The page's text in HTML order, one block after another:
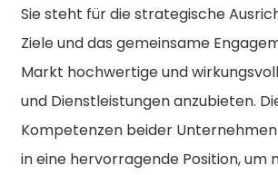
Sie steht für die strategische
Ziele und das gemeinsame
Markt hochwertige und
und Dienstleistungen anzubieten.
Kompetenzen beider
in eine hervorragende Position, um